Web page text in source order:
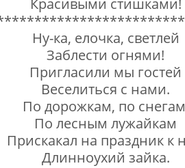
Красивыми стишками!
Ну-ка, елочка, светлей
Заблести огнями!
Пригласили мы гостей
Веселиться с нами.
По дорожкам, по
По лесным лужайкам
Прискакал на праздник к
Длинноухий зайка.